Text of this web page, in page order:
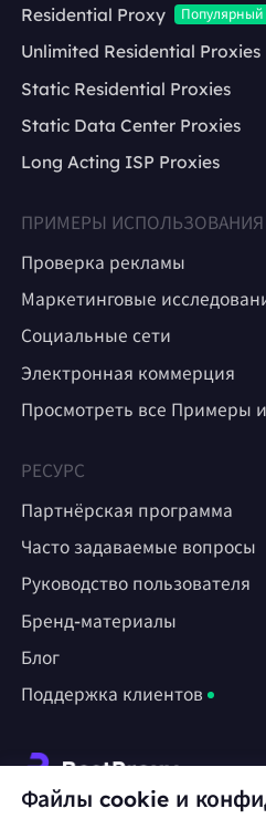
Residential Proxy
Популярный
Unlimited Residential Proxies
Static Residential Proxies
Static Data Center Proxies
Long Acting ISP Proxies
ПРИМЕРЫ ИСПОЛЬЗОВАНИЯ
Проверка рекламы
Маркетинговые
Социальные сети
Электронная коммерция
Просмотреть все Примеры
РЕСУРС
Партнёрская программа
Часто задаваемые вопросы
Руководство пользователя
Бренд-материалы
Блог
Поддержка клиентов
Файлы cookie и